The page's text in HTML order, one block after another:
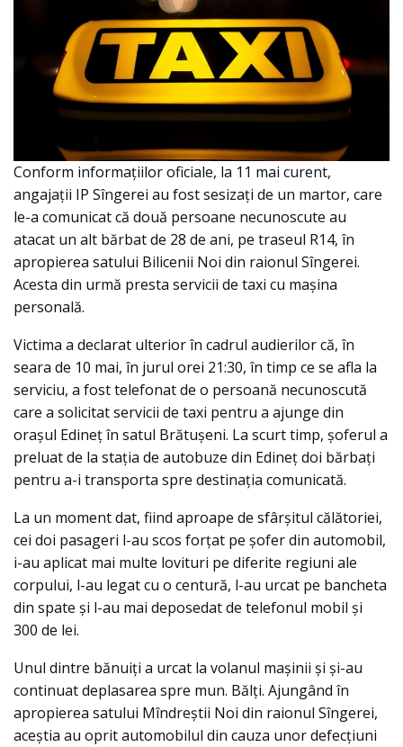
Conform informaţiilor oficiale, la 11 mai curent,
angajații IP Sîngerei au fost sesizați de un martor, care
le-a comunicat că două persoane necunoscute au
atacat un alt bărbat de 28 de ani, pe traseul R14, în
apropierea satului Bilicenii Noi din raionul Sîngerei.
Acesta din urmă presta servicii de taxi cu mașina
personală.
Victima a declarat ulterior în cadrul audierilor că, în
seara de 10 mai, în jurul orei 21:30, în timp ce se afla la
serviciu, a fost telefonat de o persoană necunoscută
care a solicitat servicii de taxi pentru a ajunge din
orașul Edineț în satul Brătușeni. La scurt timp, șoferul a
preluat de la stația de autobuze din Edineț doi bărbați
pentru a-i transporta spre destinația comunicată.
La un moment dat, fiind aproape de sfârşitul călătoriei,
cei doi pasageri l-au scos forțat pe șofer din automobil,
i-au aplicat mai multe lovituri pe diferite regiuni ale
corpului, l-au legat cu o centură, l-au urcat pe bancheta
din spate şi l-au mai deposedat de telefonul mobil şi
300 de lei.
Unul dintre bănuiți a urcat la volanul mașinii și și-au
continuat deplasarea spre mun. Bălți. Ajungând în
apropierea satului Mîndreștii Noi din raionul Sîngerei,
aceștia au oprit automobilul din cauza unor defecțiuni